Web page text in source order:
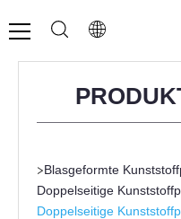
>Blasgeformte
Doppelseitige
Doppelseitige